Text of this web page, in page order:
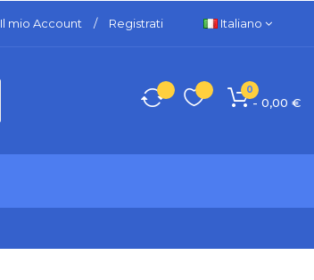
Il mio Account / Registrati Italiano
0
- 0,00 €